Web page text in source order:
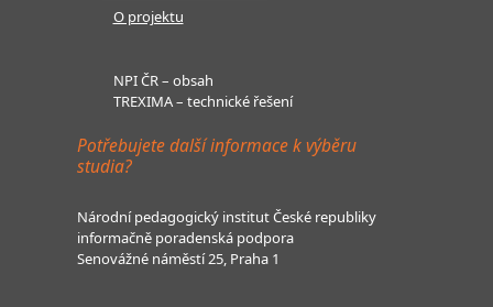
O projektu
NPI ČR – obsah
TREXIMA – technické řešení
Potřebujete další informace k výběru
studia?
Národní pedagogický institut České republiky
informačně poradenská podpora
Senovážné náměstí 25, Praha 1